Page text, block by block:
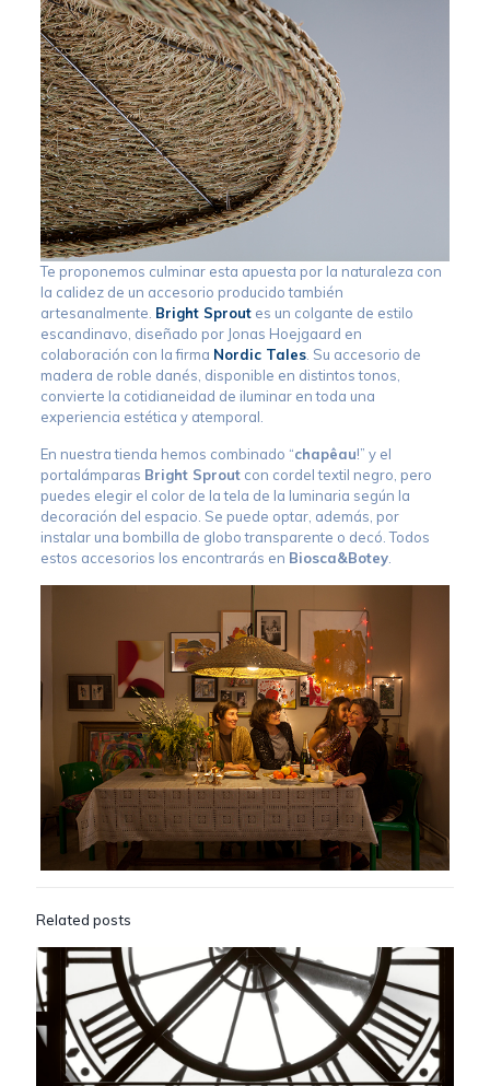
Te proponemos culminar esta apuesta por la naturaleza con
la calidez de un accesorio producido también
artesanalmente. Bright Sproutes un colgante de estilo
escandinavo, diseñado por Jonas Hoejgaard en
colaboración con la firma Nordic Tales. Su accesorio de
madera de roble danés, disponible en distintos tonos,
convierte la cotidianeidad de iluminar en toda una
experiencia estética y atemporal.
En nuestra tienda hemos combinado “chapêau!” y el
portalámparas Bright Sproutcon cordel textil negro, pero
puedes elegir el color de la tela de la luminaria según la
decoración del espacio. Se puede optar, además, por
instalar una bombilla de globo transparente o decó. Todos
estos accesorios los encontrarás en Biosca&Botey.
Related posts